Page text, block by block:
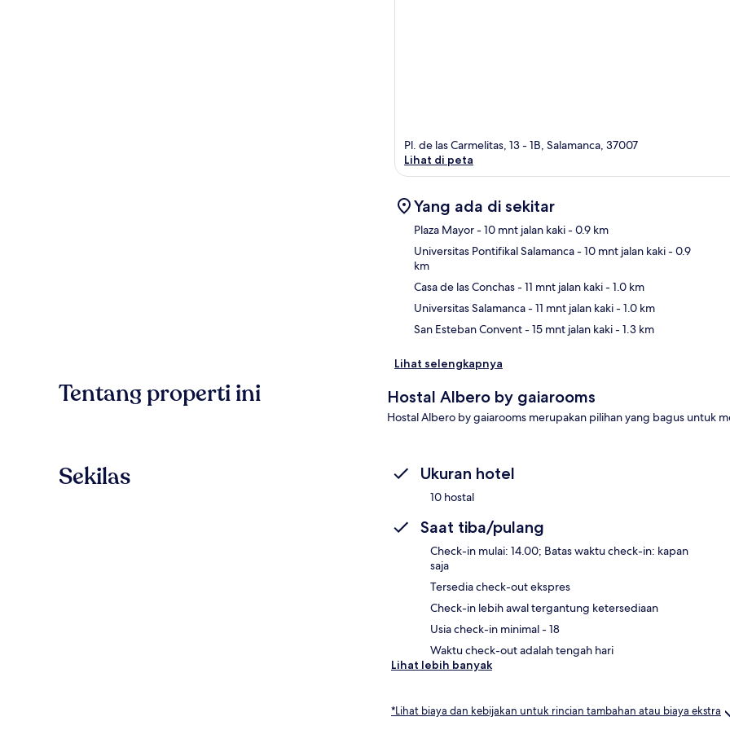
Pl. de las Carmelitas, 13 - 1B, Salamanca, 37007
Lihat di peta
Yang ada di sekitar
Plaza Mayor- 10 mnt jalan kaki- 0.9 km
Universitas Pontifikal Salamanca- 10 mnt jalan kaki- 0.9
km
Casa de las Conchas- 11 mnt jalan kaki- 1.0 km
Universitas Salamanca- 11 mnt jalan kaki- 1.0 km
San Esteban Convent- 15 mnt jalan kaki- 1.3 km
Lihat selengkapnya
Tentang properti ini Hostal Albero by gaiarooms
Hostal Albero by gaiarooms merupakan pilihan yang bagus untuk
Sekilas Ukuran hotel
10 hostal
Saat tiba/pulang
Check-in mulai: 14.00; Batas waktu check-in: kapan
saja
Tersedia check-out ekspres
Check-in lebih awal tergantung ketersediaan
Usia check-in minimal - 18
Waktu check-out adalah tengah hari
Lihat lebih banyak
*Lihat biaya dan kebijakan untuk rincian tambahan atau biaya ekstra